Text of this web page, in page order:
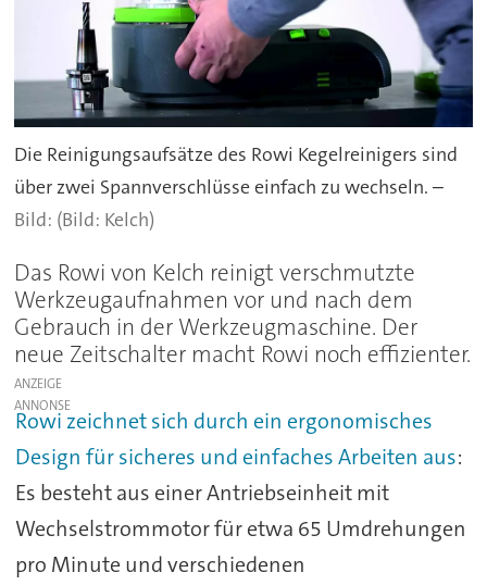
Die Reinigungsaufsätze des Rowi Kegelreinigers sind
über zwei Spannverschlüsse einfach zu wechseln. –
(Bild: Kelch)
Das Rowi von Kelch reinigt verschmutzte
Werkzeugaufnahmen vor und nach dem
Gebrauch in der Werkzeugmaschine. Der
neue Zeitschalter macht Rowi noch effizienter.
ANZEIGE
Rowi zeichnet sich durch ein ergonomisches
Design für sicheres und einfaches Arbeiten aus:
Es besteht aus einer Antriebseinheit mit
Wechselstrommotor für etwa 65 Umdrehungen
pro Minute und verschiedenen